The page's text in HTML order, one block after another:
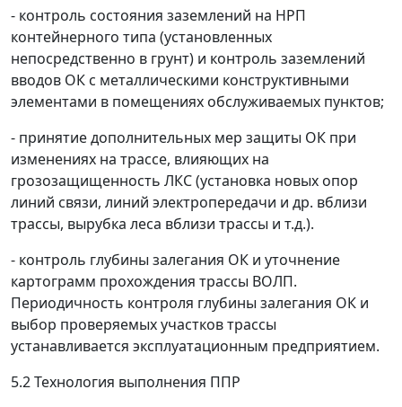
- контроль состояния заземлений на НРП
контейнерного типа (установленных
непосредственно в грунт) и контроль заземлений
вводов ОК с металлическими конструктивными
элементами в помещениях обслуживаемых пунктов;
- принятие дополнительных мер защиты ОК при
изменениях на трассе, влияющих на
грозозащищенность ЛКС (установка новых опор
линий связи, линий электропередачи и др. вблизи
трассы, вырубка леса вблизи трассы и т.д.).
- контроль глубины залегания ОК и уточнение
картограмм прохождения трассы ВОЛП.
Периодичность контроля глубины залегания ОК и
выбор проверяемых участков трассы
устанавливается эксплуатационным предприятием.
5.2Технология выполнения ППР